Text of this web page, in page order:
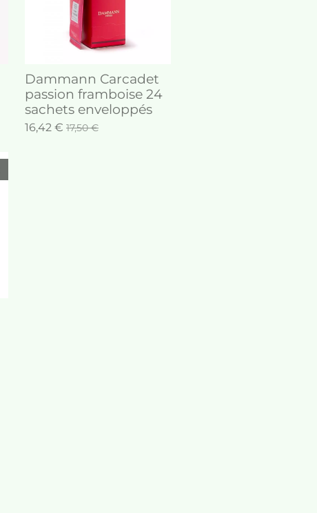
Dammann Carcadet
passion framboise 24
sachets enveloppés
16,42 € 17,50 €